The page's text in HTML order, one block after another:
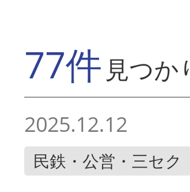
77件 見つ
2025.12.12
民鉄・公営・三セク